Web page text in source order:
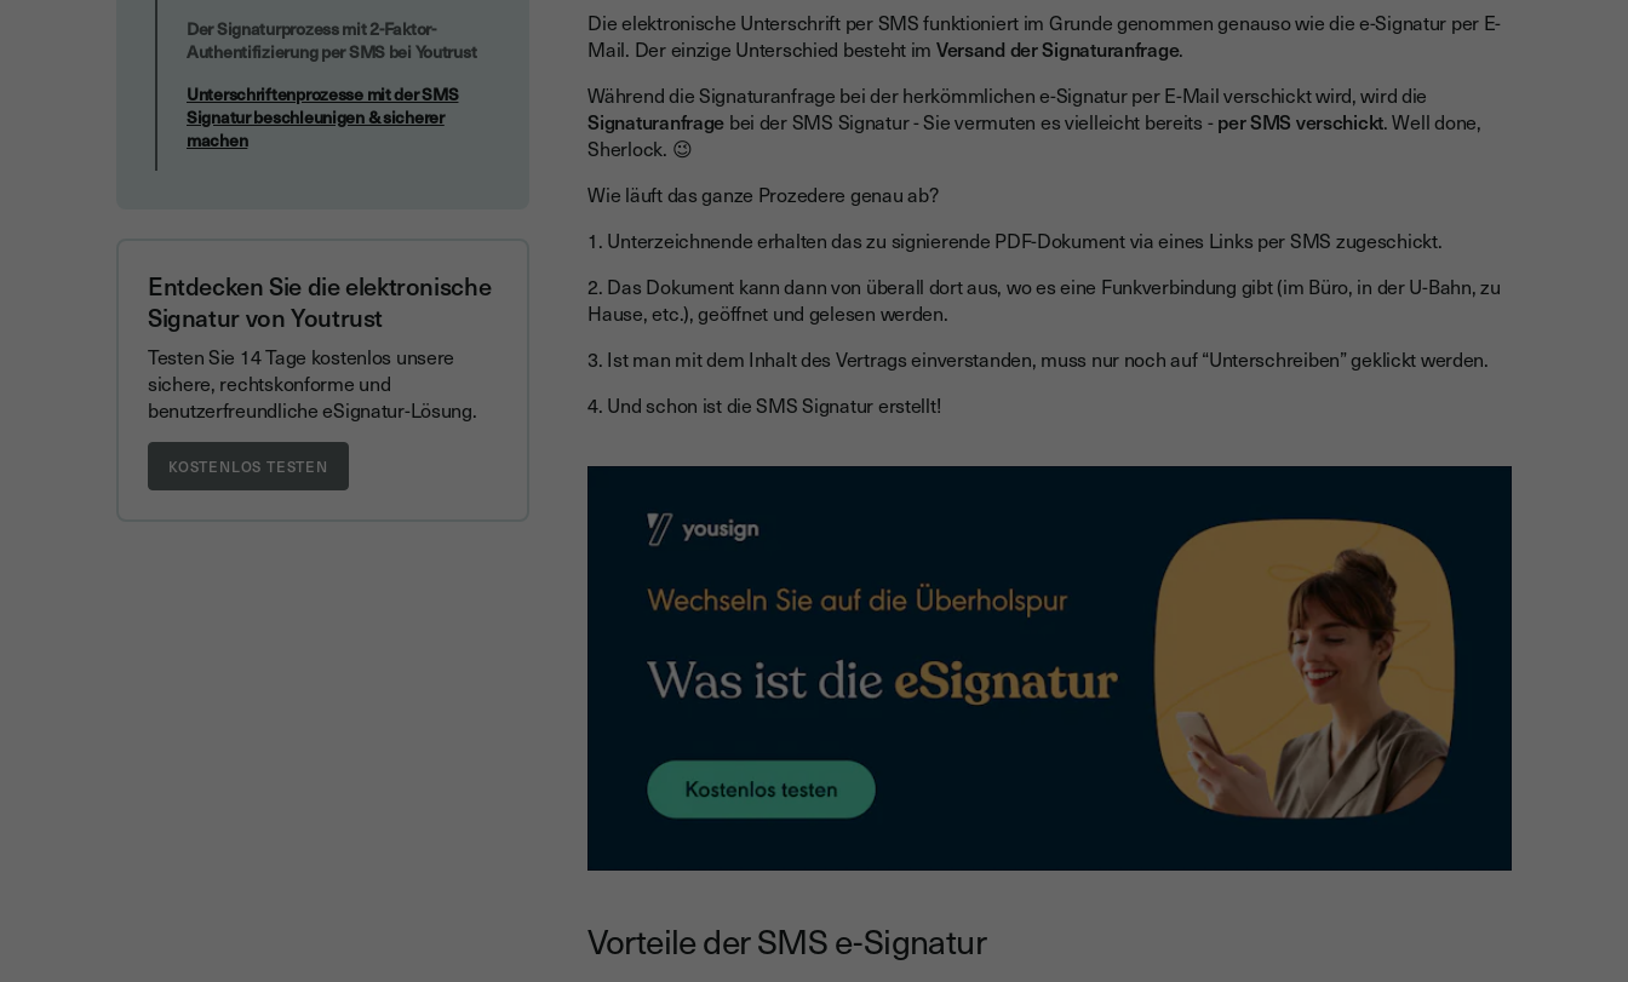
Der Signaturprozess mit 2-Faktor-
Authentifizierung per SMS bei Youtrust
Unterschriftenprozesse mit der SMS
Signatur beschleunigen & sicherer
machen
Entdecken Sie die elektronische
Signatur von Youtrust
Testen Sie 14 Tage kostenlos unsere
sichere, rechtskonforme und
benutzerfreundliche eSignatur-Lösung.
Die elektronische Unterschrift per SMS funktioniert im Grunde genommen genauso wie die e-Signatur per E-
Mail. Der einzige Unterschied besteht im Versand der Signaturanfrage.
Während die Signaturanfrage bei der herkömmlichen e-Signatur per E-Mail verschickt wird, wird die
Signaturanfrage bei der SMS Signatur - Sie vermuten es vielleicht bereits -per SMS verschickt. Well done,
Sherlock. 😉
Wie läuft das ganze Prozedere genau ab?
1. Unterzeichnende erhalten das zu signierende PDF-Dokument via eines Links per SMS zugeschickt.
2. Das Dokument kann dann von überall dort aus, wo es eine Funkverbindung gibt (im Büro, in der U-Bahn, zu
Hause, etc.), geöffnet und gelesen werden.
3. Ist man mit dem Inhalt des Vertrags einverstanden, muss nur noch auf “Unterschreiben” geklickt werden.
4. Und schon ist die SMS Signatur erstellt!
Vorteile der SMS e-Signatur